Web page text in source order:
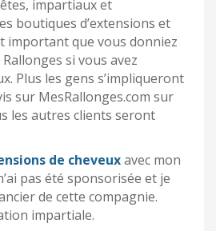
impartiaux et
boutiques d’extensions et
important que vous donniez
si vous avez
Plus les gens s’impliqueront
sur MesRallonges.com sur
les autres clients seront
de cheveuxavec mon
pas été sponsorisée et je
de cette compagnie.
impartiale.